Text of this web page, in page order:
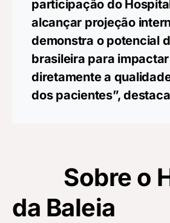
participação do
alcançar projeção
demonstra o potencial
brasileira para impactar
diretamente a
dos pacientes”,
Sobre o
da Baleia